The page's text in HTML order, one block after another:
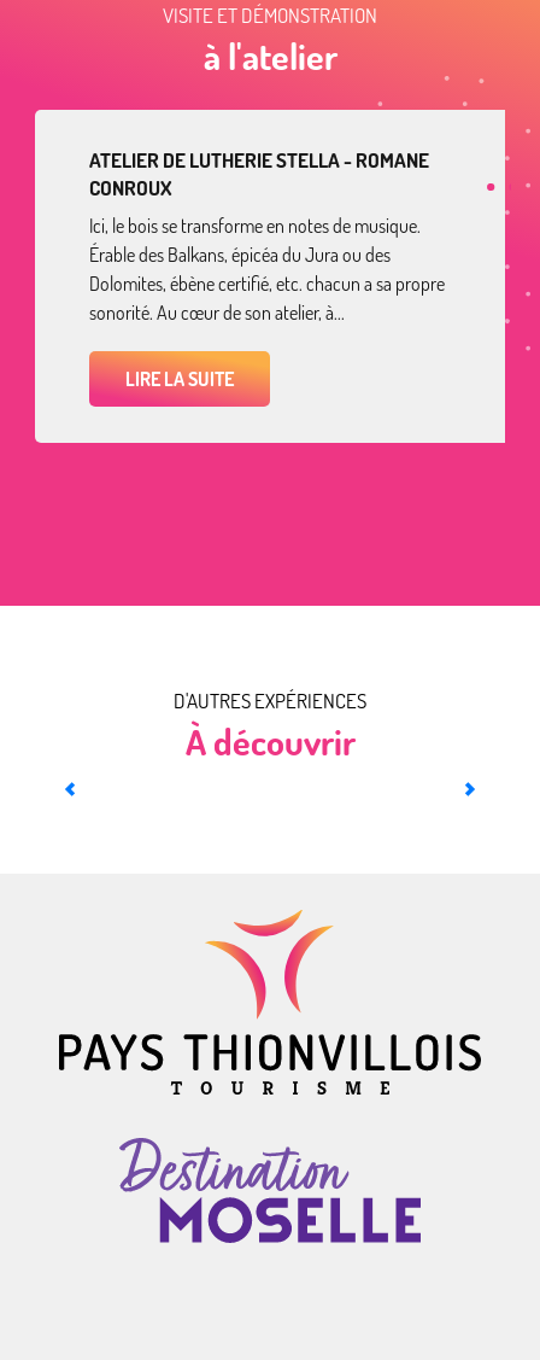
VISITE ET DÉMONSTRATION
à l'atelier
ATELIER DE LUTHERIE STELLA - ROMANE
CONROUX
Ici, le bois se transforme en notes de musique.
Érable des Balkans, épicéa du Jura ou des
Dolomites, ébène certifié, etc. chacun a sa propre
sonorité. Au cœur de son atelier, à...
LIRE LA SUITE
D'AUTRES EXPÉRIENCES
À découvrir